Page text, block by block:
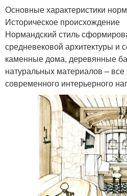
Основные характеристики
Историческое происхождение
Нормандский стиль
средневековой архитектуры и
каменные дома, деревянные
натуральных материалов – все
современного интерьерного